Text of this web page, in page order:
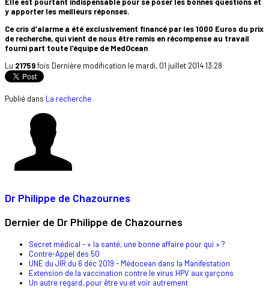
y apporter les meilleurs réponses.
Ce cris d’alarme a été exclusivement financé par les 1000 Euros du prix
de recherche, qui vient de nous être remis en récompense au travail
fourni part toute l’équipe de MedOcean
Lu 21759fois Dernière modification le mardi, 01 juillet 2014 13:28
Publié dans La recherche
Dr Philippe de Chazournes
Dernier de Dr Philippe de Chazournes
Secret médical - « la santé, une bonne affaire pour qui » ?
Contre-Appel des 50
UNE du JIR du 6 déc 2019 - Médocean dans la Manifestation
Extension de la vaccination contre le virus HPV aux garçons
Un autre regard, pour être vu et voir autrement